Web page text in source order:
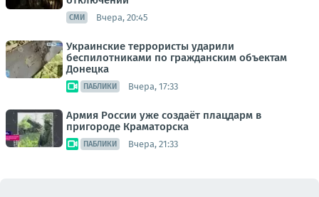
СМИ Вчера, 20:45
Украинские террористы ударили
беспилотниками по гражданским объектам
Донецка
ПАБЛИКИ Вчера, 17:33
Армия России уже создаёт плацдарм в
пригороде Краматорска
ПАБЛИКИ Вчера, 21:33